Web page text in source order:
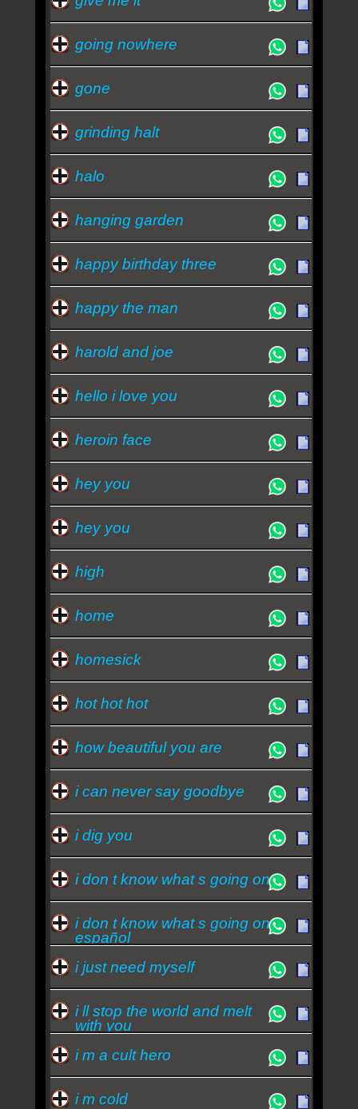
going nowhere
gone
grinding halt
halo
hanging garden
happy birthday three
happy the man
harold and joe
hello i love you
heroin face
hey you
hey you
high
home
homesick
hot hot hot
how beautiful you are
i can never say goodbye
i dig you
i don t know what s going on
i don t know what s going on
español
i just need myself
i ll stop the world and melt
with you
i m a cult hero
i m cold